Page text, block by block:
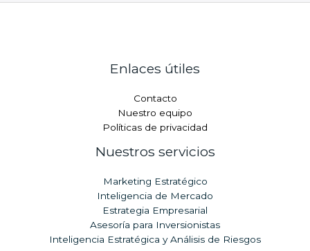
Enlaces útiles
Contacto
Nuestro equipo
Políticas de privacidad
Nuestros servicios
Marketing Estratégico
Inteligencia de Mercado
Estrategia Empresarial
Asesoría para Inversionistas
Inteligencia Estratégica y Análisis de Riesgos